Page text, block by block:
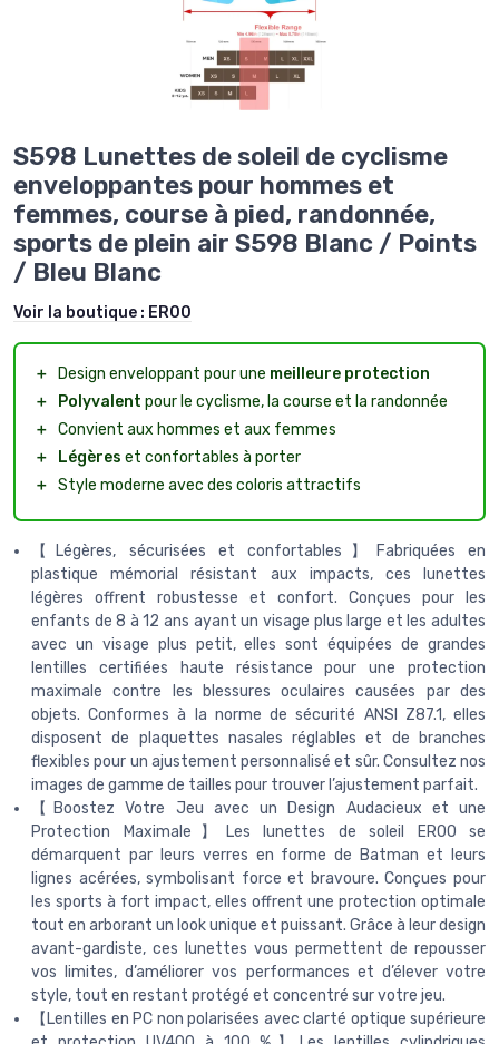
S598 Lunettes de soleil de cyclisme
enveloppantes pour hommes et
femmes, course à pied, randonnée,
sports de plein air S598 Blanc / Points
/ Bleu Blanc
Voir la boutique : ER00
＋ Design enveloppant pour une meilleure protection
＋
Polyvalent pour le cyclisme, la course et la randonnée
＋ Convient aux hommes et aux femmes
＋
Légères et confortables à porter
＋ Style moderne avec des coloris attractifs
【Légères, sécurisées et confortables】Fabriquées en
plastique mémorial résistant aux impacts, ces lunettes
légères offrent robustesse et confort. Conçues pour les
enfants de 8 à 12 ans ayant un visage plus large et les adultes
avec un visage plus petit, elles sont équipées de grandes
lentilles certifiées haute résistance pour une protection
maximale contre les blessures oculaires causées par des
objets. Conformes à la norme de sécurité ANSI Z87.1, elles
disposent de plaquettes nasales réglables et de branches
flexibles pour un ajustement personnalisé et sûr. Consultez nos
images de gamme de tailles pour trouver l’ajustement parfait.
【Boostez Votre Jeu avec un Design Audacieux et une
Protection Maximale】Les lunettes de soleil ER00 se
démarquent par leurs verres en forme de Batman et leurs
lignes acérées, symbolisant force et bravoure. Conçues pour
les sports à fort impact, elles offrent une protection optimale
tout en arborant un look unique et puissant. Grâce à leur design
avant-gardiste, ces lunettes vous permettent de repousser
vos limites, d’améliorer vos performances et d’élever votre
style, tout en restant protégé et concentré sur votre jeu.
【Lentilles en PC non polarisées avec clarté optique supérieure